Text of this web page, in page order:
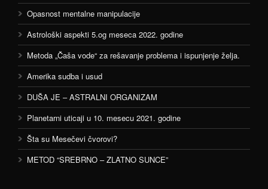
Opasnost mentalne manipulacije
Astrološki aspekti 5.og meseca 2022. godine
Metoda „Čaša vode“ za rešavanje problema i ispunjenje želja.
Amerika sudba i usud
DUŠA JE – ASTRALNI ORGANIZAM
Planetarni uticaji u 10. mesecu 2021. godine
Šta su Mesečevi čvorovi?
METOD “SREBRNO – ZLATNO SUNCE”